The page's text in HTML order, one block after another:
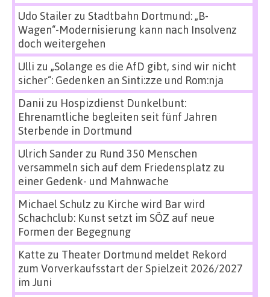
Udo Stailerzu Stadtbahn Dortmund: „B-
Wagen“-Modernisierung kann nach Insolvenz
doch weitergehen
Ulli zu „Solange es die AfD gibt, sind wir nicht
sicher“: Gedenken an Sinti:zze und Rom:nja
Danii zu Hospizdienst Dunkelbunt:
Ehrenamtliche begleiten seit fünf Jahren
Sterbende in Dortmund
Ulrich Sanderzu Rund 350 Menschen
versammeln sich auf dem Friedensplatz zu
einer Gedenk- und Mahnwache
Michael Schulz zu Kirche wird Bar wird
Schachclub: Kunst setzt im SÖZ auf neue
Formen der Begegnung
Katte zu Theater Dortmund meldet Rekord
zum Vorverkaufsstart der Spielzeit 2026/2027
im Juni